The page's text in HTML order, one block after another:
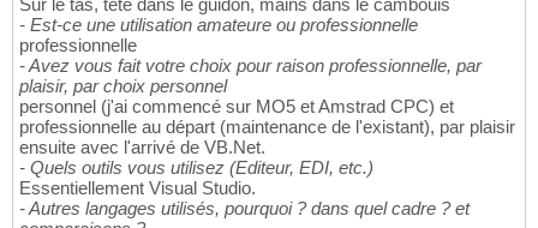
Sur le tas, tête dans le guidon, mains dans le cambouis
- Est-ce une utilisation amateure ou professionnelle
professionnelle
- Avez vous fait votre choix pour raison professionnelle, par
plaisir, par choix personnel
personnel (j'ai commencé sur MO5 et Amstrad CPC) et
professionnelle au départ (maintenance de l'existant), par plaisir
ensuite avec l'arrivé de VB.Net.
- Quels outils vous utilisez (Editeur, EDI, etc.)
Essentiellement Visual Studio.
- Autres langages utilisés, pourquoi ? dans quel cadre ? et